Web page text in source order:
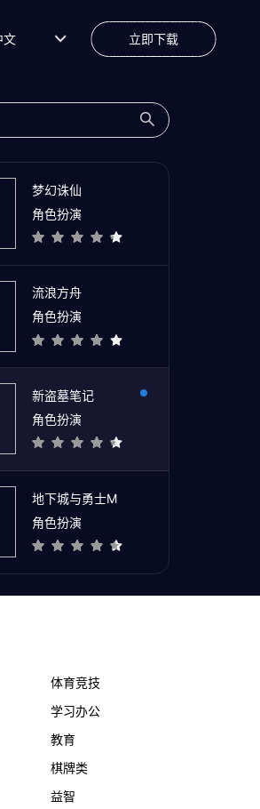
文 立即下载
梦幻诛仙
角色扮演
流浪方舟
角色扮演
新盗墓笔记
角色扮演
地下城与勇士M
角色扮演
体育竞技
学习办公
教育
棋牌类
益智